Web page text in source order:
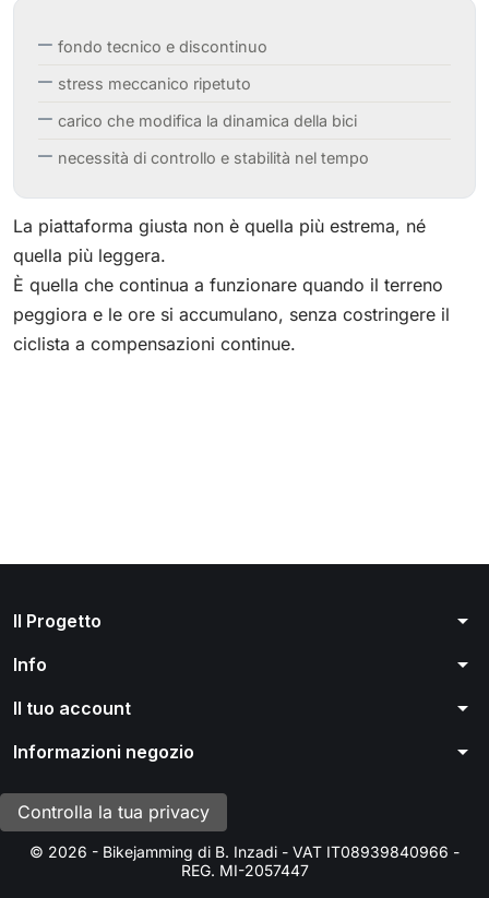
fondo tecnico e discontinuo
stress meccanico ripetuto
carico che modifica la dinamica della bici
necessità di controllo e stabilità nel tempo
La piattaforma giusta non è quella più estrema, né
quella più leggera.
È quella che continua a funzionare quando il terreno
peggiora e le ore si accumulano, senza costringere il
ciclista a compensazioni continue.
Il Progetto arrow_drop_down
Info arrow_drop_down
Il tuo account arrow_drop_down
Informazioni negozio arrow_drop_down
Controlla la tua privacy
© 2026 - Bikejamming di B. Inzadi - VAT IT08939840966 -
REG. MI-2057447